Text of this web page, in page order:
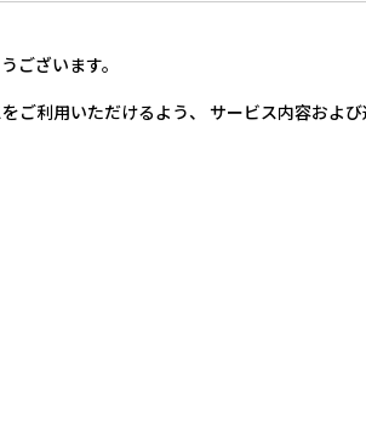
8月特価】
ございます。
ご利用いただけるよう、 サービス内容およ